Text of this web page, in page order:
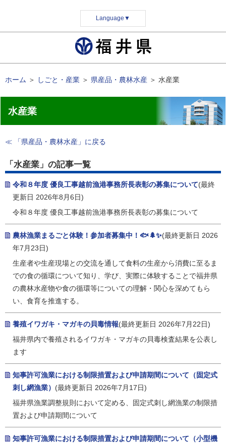
Language ▼
ホーム ＞ しごと・産業 ＞ 県産品・農林水産 ＞ 水産業
水産業
≪ 「県産品・農林水産」に戻る
「水産業」の記事一覧
令和８年度 優良工事越前漁港事務所長表彰の募集について(最終
更新日 2026年8月6日)
令和８年度 優良工事越前漁港事務所長表彰の募集について
農林漁業まるごと体験！参加者募集中！🐟🌲✨(最終更新日 2026
年7月23日)
生産者や生産現場との交流を通して食料の生産から消費に至るま
での食の循環について知り、学び、実際に体験することで福井県
の農林水産物や食の循環等についての理解・関心を深めてもら
い、食育を推進する。
養殖イワガキ・マガキの貝毒情報(最終更新日 2026年7月22日)
福井県内で養殖されるイワガキ・マガキの貝毒検査結果を公表し
ます
知事許可漁業における制限措置および申請期間について（固定式
刺し網漁業） (最終更新日 2026年7月17日)
福井県漁業調整規則において定める、固定式刺し網漁業の制限措
置および申請期間について
知事許可漁業における制限措置および申請期間について（小型機